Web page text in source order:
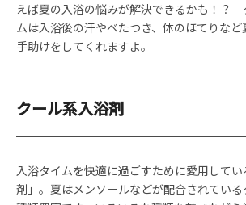
えば夏の入浴の悩みが解決できるかも！？
ムは入浴後の汗やべたつき、体のほてりな
手助けをしてくれますよ。
クール系入浴剤
入浴タイムを快適に過ごすために愛用して
剤」。夏はメンソールなどが配合されてい